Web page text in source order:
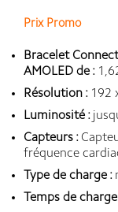
Prix Promo
Bracelet
AMOLED de :
Résolution : 192
Luminosité :
Capteurs :
fréquence
Type de charge :
Temps de